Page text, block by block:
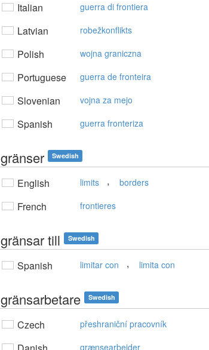
Italian guerra di frontiera
Latvian robežkonflikts
Polish wojna graniczna
Portuguese guerra de fronteira
Slovenian vojna za mejo
Spanish guerra fronteriza
gränser Swedish
English limits , borders
French frontieres
gränsar till Swedish
Spanish limitar con , limita con
gränsarbetare Swedish
Czech přeshraniční pracovník
grænsearbejder